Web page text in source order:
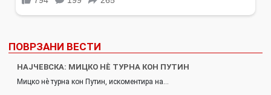
ПОВРЗАНИ ВЕСТИ
НАЈЧЕВСКА: МИЦКО НÈ ТУРНА КОН ПУТИН
Мицко нè турна кон Путин, искоментира на…